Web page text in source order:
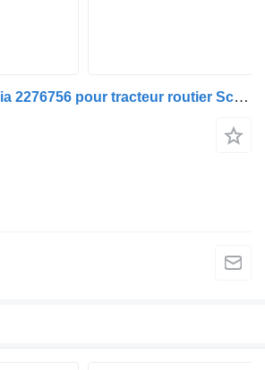
Demi-essieu Scania 2276756 pour tracteur routier Scania L,P,G,R,S-series (2016-)